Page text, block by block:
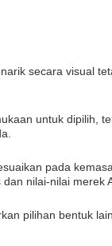
secara visual
untuk dipilih,
pada
nilai-nilai merek
pilihan bentuk